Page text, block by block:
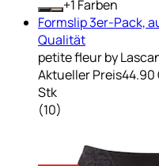
+ Farben
Formslip 3er-Pack,
Qualität
petite fleur by
Aktueller Preis44.90
Stk
(10)